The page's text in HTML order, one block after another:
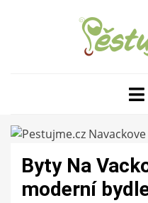
Byty Na
moderní